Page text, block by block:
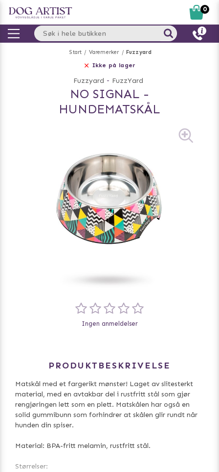
Start Varemerker Fuzzyard
Ikke på lager
Fuzzyard - FuzzYard
NO SIGNAL -
HUNDEMATSKÅL
Ingen anmeldelser
PRODUKTBESKRIVELSE
Matskål med et fargerikt mønster! Laget av slitesterkt
material, med en avtakbar del i rustfritt stål som gjør
rengjøringen lett som en plett. Matskålen har også en
solid gummibunn som forhindrer at skålen glir rundt når
hunden din spiser.
Material: BPA-fritt melamin, rustfritt stål.
Størrelser:
0